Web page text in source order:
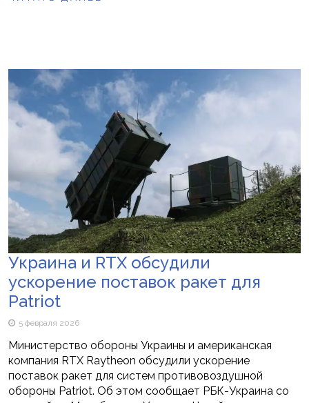
Украина и RTX обсудили
ускорение поставок ракет для
Patriot
5 февраля 2026
Министерство обороны Украины и американская
компания RTX Raytheon обсудили ускорение
поставок ракет для систем противовоздушной
обороны Patriot. Об этом сообщает РБК-Украина со